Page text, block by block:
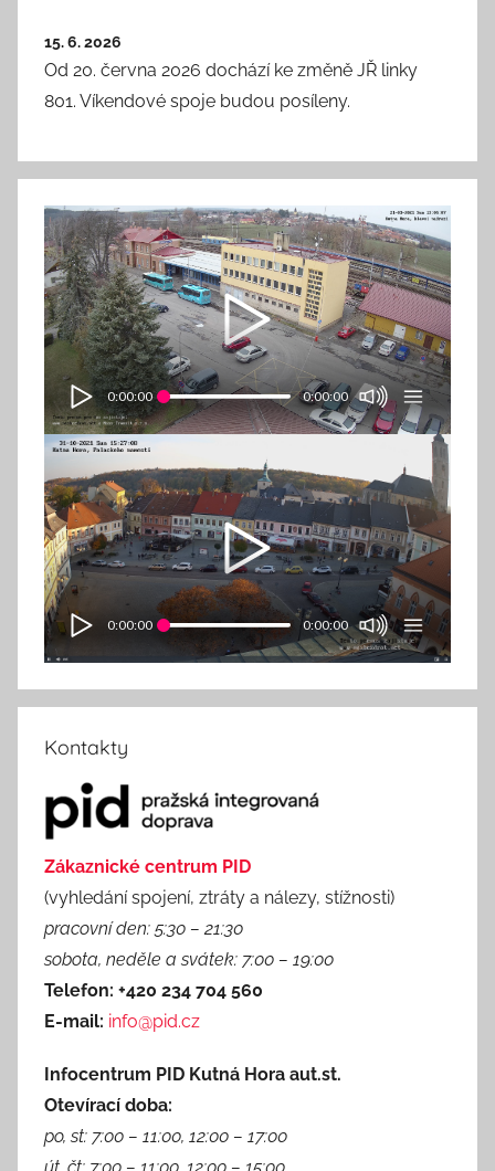
15. 6. 2026
Od 20. června 2026 dochází ke změně JŘ linky
801. Víkendové spoje budou posíleny.
0:00:00 0:00:00
0:00:00 0:00:00
Kontakty
Zákaznické centrum PID
(vyhledání spojení, ztráty a nálezy, stížnosti)
pracovní den: 5:30 – 21:30
sobota, neděle a svátek: 7:00 – 19:00
Telefon: +420 234 704 560
E-mail: info@pid.cz
Infocentrum PID Kutná Hora aut.st.
Otevírací doba:
po, st: 7:00 – 11:00, 12:00 – 17:00